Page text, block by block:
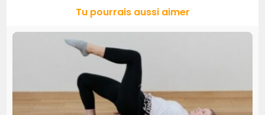
Tu pourrais aussi aimer